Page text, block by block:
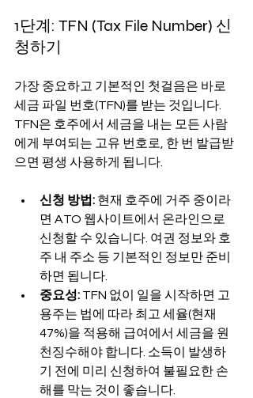
1단계: TFN (Tax File Number) 신
청하기
가장 중요하고 기본적인 첫걸음은 바로
세금 파일 번호(TFN)를 받는 것입니다.
TFN은 호주에서 세금을 내는 모든 사람
에게 부여되는 고유 번호로, 한 번 발급받
으면 평생 사용하게 됩니다.
신청 방법: 현재 호주에 거주 중이라
면 ATO 웹사이트에서 온라인으로
신청할 수 있습니다. 여권 정보와 호
주 내 주소 등 기본적인 정보만 준비
하면 됩니다.
중요성: TFN 없이 일을 시작하면 고
용주는 법에 따라 최고 세율(현재
47%)을 적용해 급여에서 세금을 원
천징수해야 합니다. 소득이 발생하
기 전에 미리 신청하여 불필요한 손
해를 막는 것이 좋습니다.